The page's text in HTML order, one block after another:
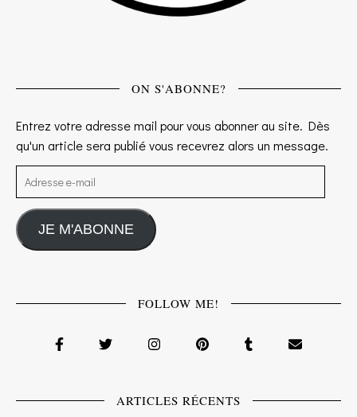
ON S'ABONNE?
Entrez votre adresse mail pour vous abonner au site. Dès
qu'un article sera publié vous recevrez alors un message.
Adresse e-mail
JE M'ABONNE
FOLLOW ME!
ARTICLES RÉCENTS